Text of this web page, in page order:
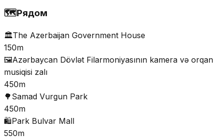
🗺️Рядом
🏛️The Azerbaijan Government House
150m
🖼️Azərbaycan Dövlət Filarmoniyasının kamera və orqan
musiqisi zalı
450m
🌳 Samad Vurgun Park
450m
🛍️Park Bulvar Mall
550m